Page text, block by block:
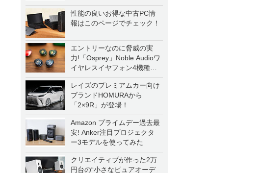
性能の良いお得な中古PC情
報はこのページでチェック！
エントリーなのに脅威の実
力!「Osprey」Noble Audioワ
イヤレスイヤフォン4機種を
一気に聴く
レイズのプレミアムカー向け
ブランドHOMURAから
「2×9R」が登場！
Amazon プライムデー過去最
安! Anker注目プロジェクタ
ー3モデルを使ってみた
クリエイティブが作った2万
円台の“小さなピュアオーデ